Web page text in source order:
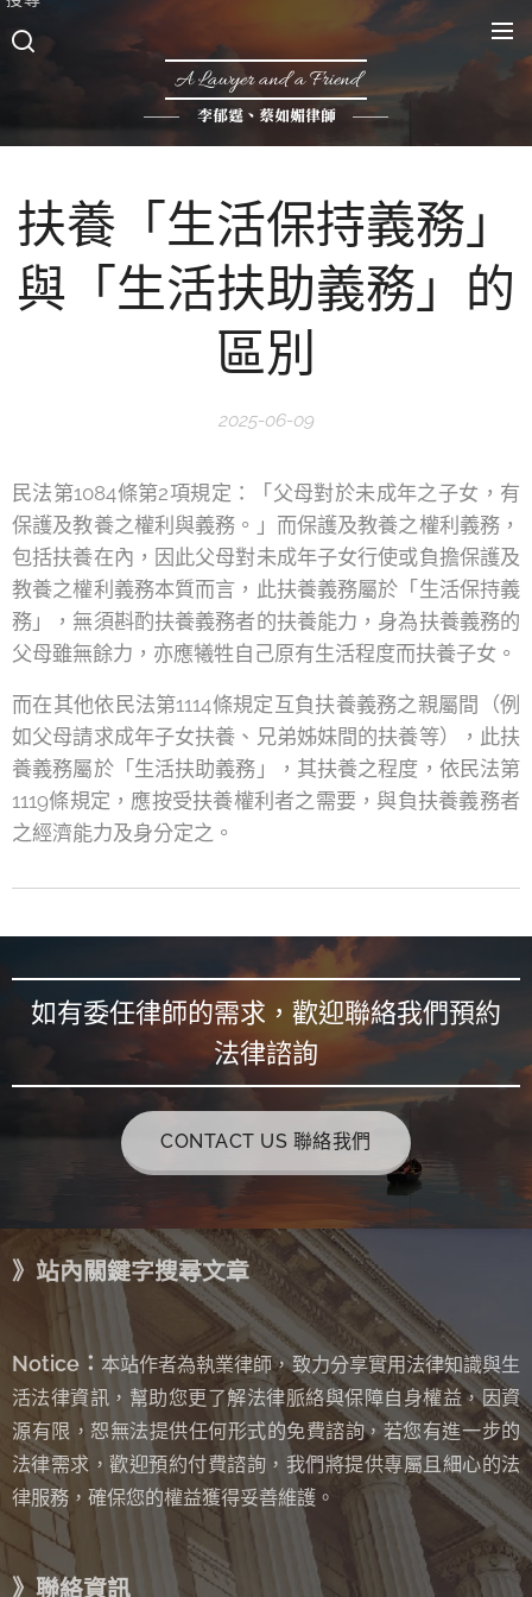
A Lawyer and a Friend
李郁霆、蔡如媚律師
扶養「生活保持義務」
與「生活扶助義務」的
區別
2025-06-09
民法第1084條第2項規定：「父母對於未成年之子女，有
保護及教養之權利與義務。」而保護及教養之權利義務，
包括扶養在內，因此父母對未成年子女行使或負擔保護及
教養之權利義務本質而言，此扶養義務屬於「生活保持義
務」，無須斟酌扶養義務者的扶養能力，身為扶養義務的
父母雖無餘力，亦應犧牲自己原有生活程度而扶養子女。
而在其他依民法第1114條規定互負扶養義務之親屬間（例
如父母請求成年子女扶養、兄弟姊妹間的扶養等），此扶
養義務屬於「生活扶助義務」，其扶養之程度，依民法第
1119條規定，應按受扶養權利者之需要，與負扶養義務者
之經濟能力及身分定之。
如有委任律師的需求，歡迎聯絡我們預約
法律諮詢
CONTACT US 聯絡我們
》站內關鍵字搜尋文章
Notice： 本站作者為執業律師，致力分享實用法律知識與生
活法律資訊，幫助您更了解法律脈絡與保障自身權益，因資
源有限，恕無法提供任何形式的免費諮詢， 若您有進一步的
法律需求，歡迎預約付費諮詢，我們將提供專屬且細心的法
律服務，確保您的權益獲得妥善維護。
》聯絡資訊